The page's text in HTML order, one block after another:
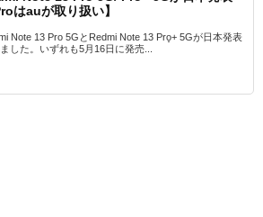
はauが取り扱い】
Note 13 Pro 5GとRedmi Note 13 Pro̟+ 5Gが日本発表
した。いずれも5月16日に発売...